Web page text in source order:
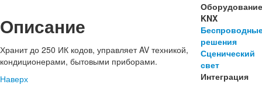
Описание
Хранит до 250 ИК кодов, управляет AV техникой,
кондиционерами, бытовыми приборами.
Наверх
KNX
решения
Сценический
свет
Интеграция